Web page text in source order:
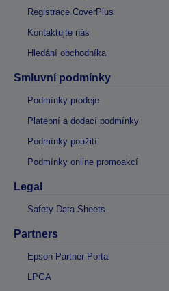
Registrace CoverPlus
Kontaktujte nás
Hledání obchodníka
Smluvní podmínky
Podmínky prodeje
Platební a dodací podmínky
Podmínky použití
Podmínky online promoakcí
Legal
Safety Data Sheets
Partners
Epson Partner Portal
LPGA